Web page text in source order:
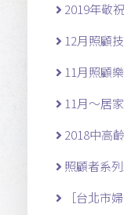
2019年敬
12月照顧
11月照顧
11月～居
2018中高
照顧者系
［台北市